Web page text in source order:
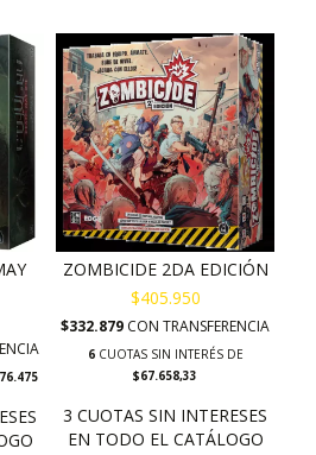
ZOMBICIDE 2DA EDICIÓN
$405.950
$332.879 CON TRANSFERENCIA
6CUOTAS SIN INTERÉS DE
$67.658,33